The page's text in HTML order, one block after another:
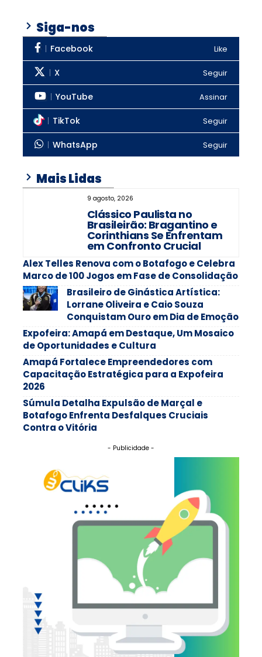
Siga-nos
Facebook Like
X Seguir
YouTube Assinar
TikTok Seguir
WhatsApp Seguir
Mais Lidas
9 agosto, 2026
Clássico Paulista no
Brasileirão: Bragantino e
Corinthians Se Enfrentam
em Confronto Crucial
Alex Telles Renova com o Botafogo e Celebra
Marco de 100 Jogos em Fase de Consolidação
Brasileiro de Ginástica Artística:
Lorrane Oliveira e Caio Souza
Conquistam Ouro em Dia de Emoção
Expofeira: Amapá em Destaque, Um Mosaico
de Oportunidades e Cultura
Amapá Fortalece Empreendedores com
Capacitação Estratégica para a Expofeira
2026
Súmula Detalha Expulsão de Marçal e
Botafogo Enfrenta Desfalques Cruciais
Contra o Vitória
- Publicidade -